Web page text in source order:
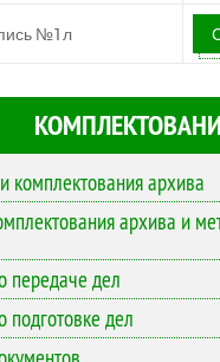
№1л
комплектования архива
архива и
передаче дел
подготовке дел